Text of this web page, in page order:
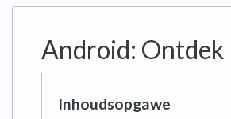
Android: Ontdek